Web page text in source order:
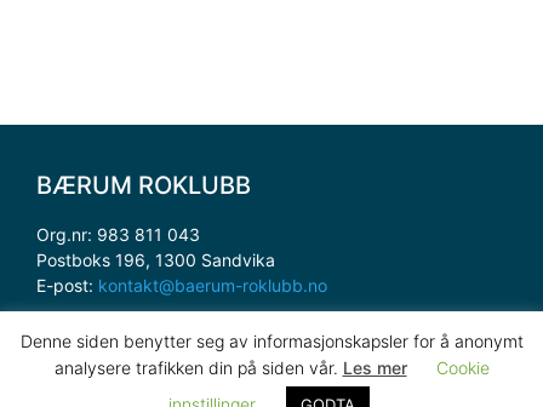
BÆRUM ROKLUBB
Org.nr: 983 811 043
Postboks 196, 1300 Sandvika
E-post: kontakt@baerum-roklubb.no
Spørsmål om nettsiden, kontakt:
webmaster@baerum-roklubb.no
Denne siden benytter seg av informasjonskapsler for å anonymt
analysere trafikken din på siden vår. Les mer
Cookie